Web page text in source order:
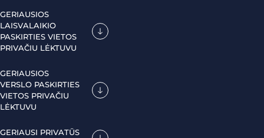
GERIAUSIOS
LAISVALAIKIO
PASKIRTIES VIETOS
PRIVAČIU LĖKTUVU
GERIAUSIOS
VERSLO PASKIRTIES
VIETOS PRIVAČIU
LĖKTUVU
GERIAUSI PRIVATŪS